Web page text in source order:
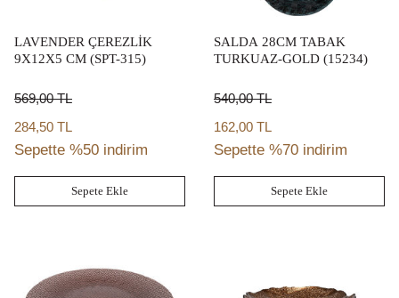
LAVENDER ÇEREZLİK
9X12X5 CM (SPT-315)
569,00TL
284,50 TL
Sepette %50 indirim
Sepete Ekle
SALDA 28CM TABAK
TURKUAZ-GOLD (15234)
540,00TL
162,00 TL
Sepette %70 indirim
Sepete Ekle